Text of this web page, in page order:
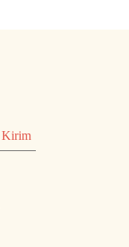
Kirim